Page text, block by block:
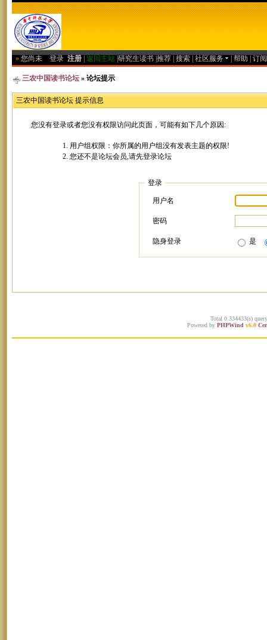
» 您尚未 登录 注册 返回主站 研究生读书 推荐 搜索 社区服务 帮助 订
三农中国读书论坛 » 论坛提示
三农中国读书论坛 提示信息
您没有登录或者您没有权限访问此页面，可能有如下几个原因:
用户组权限：你所属的用户组没有发表主题的权限!
您还不是论坛会员,请先登录论坛
登录
用户名
密码
隐身登录 是
Total 0.334433(s)
Powered by PHPWind v6.0